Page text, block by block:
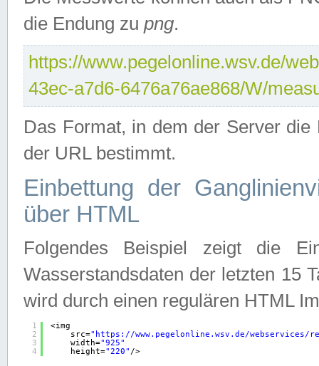
die Endung zu png.
https://www.pegelonline.wsv.de/
43ec-a7d6-6476a76ae868/W/
Das Format, in dem der Server
der URL bestimmt.
Einbettung der
über HTML
Folgendes Beispiel zeigt die
Wasserstandsdaten der letzten 15
wird durch einen regulären HTML
1
2
3
4
<img
src=" https://www.pegelonline.wsv.de/webservices/
width="925"
height="220" />